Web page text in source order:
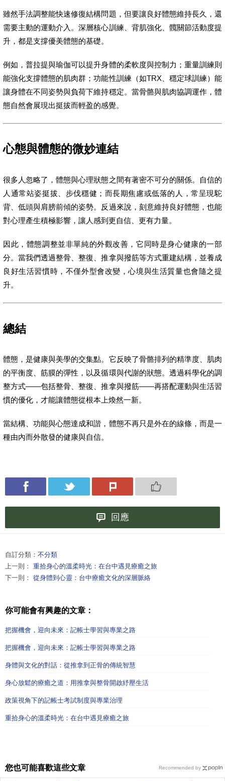
雖然手法調整能快速修復結構問題，但要讓良好體態維持長久，還
需要主動的運動介入。深層核心訓練、背肌強化、髖關節活動度提
升，都是支撐優美體態的基礎。
例如，普拉提與瑜伽可以提升身體的柔軟度與控制力；重量訓練則
能強化支撐體態的肌肉群；功能性訓練（如TRX、穩定球訓練）能
讓身體在不同姿勢與負荷下維持穩定。當骨骼與肌肉協調運作，體
態自然會展現出挺拔而輕盈的感覺。
心態與體態的微妙連結
很多人忽略了，體態與心理狀態之間有著密不可分的關係。自信的
人通常站姿挺拔、步伐穩健；而長期焦慮或低落的人，常呈現駝
背、低頭與肩膀前傾的姿勢。反過來說，刻意維持良好體態，也能
對心理產生積極影響，讓人感到更自信、更有力量。
因此，體態調整並非單純的外觀改善，它同時是身心健康的一部
分。當我們透過整骨、整復、推拿與撥筋等方式重建結構，並養成
良好生活習慣時，不僅外型會改變，心境與生活質量也會隨之提
升。
總結
體態，是健康與美學的交集點。它反映了骨骼排列的精準度、肌肉
的平衡度、筋膜的彈性，以及循環與代謝的狀態。透過科學化的調
整方式——包括整骨、整復、推拿與撥筋——再搭配運動與生活習
慣的優化，才能讓體態從根本上煥然一新。
當結構、功能與心態達成和諧，體態不再只是外在的線條，而是一
種由內而外散發的健康與自信。
回應
自訂分類： 不分類
上一則： 重拾身心的溫柔時光：在台中遇見療癒之旅
下一則： 從身體到心靈：台中療癒文化的深層脈絡
你可能會有興趣的文章：
把握機會，迎向未來：記帳士學習與專業之路
把握機會，迎向未來：記帳士學習與專業之路
身體與文化的對話：從推拿到正骨的傳統智慧
身心放鬆的療癒之道：用推拿與整骨開啟紓壓生活
政策視角下的記帳士考試制度與專業治理
重拾身心的溫柔時光：在台中遇見療癒之旅
您也可能喜歡這些文章 Recommended by